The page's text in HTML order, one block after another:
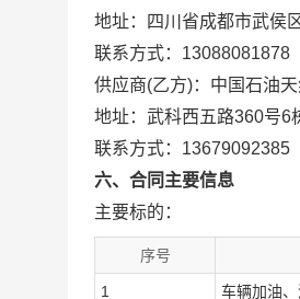
地址：四川省成都市武侯
联系方式：13088081878
供应商(乙方)：中国石油
地址：武科西五路360号6
联系方式：13679092385
六、合同主要信息
主要标的：
序号
1 车辆加油